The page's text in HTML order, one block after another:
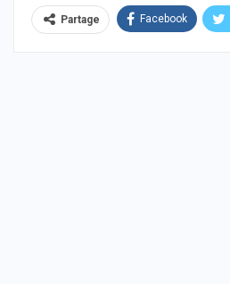
Partage Facebook